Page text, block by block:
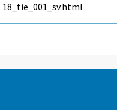
18_tie_001_sv.html